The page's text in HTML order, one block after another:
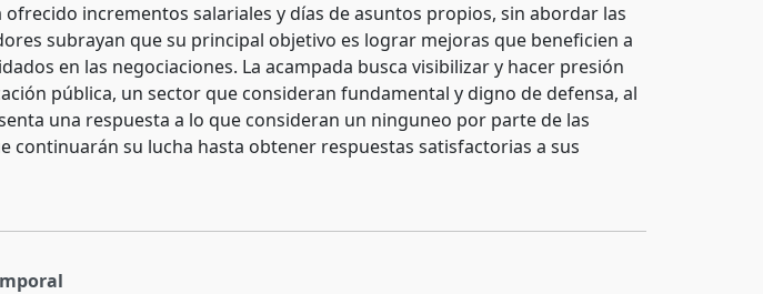
incrementos salariales y días de asuntos propios, sin abordar las
subrayan que su principal objetivo es lograr mejoras que beneficien a
en las negociaciones. La acampada busca visibilizar y hacer presión
pública, un sector que consideran fundamental y digno de defensa, al
una respuesta a lo que consideran un ninguneo por parte de las
continuarán su lucha hasta obtener respuestas satisfactorias a sus